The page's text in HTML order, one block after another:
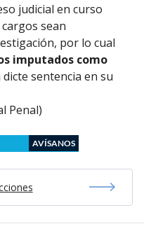
judicial en curso
sean
por lo cual
imputados como
sentencia en su
Penal)
AVÍSANOS